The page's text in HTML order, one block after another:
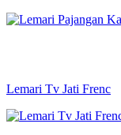
Lemari Tv Jati Frenc